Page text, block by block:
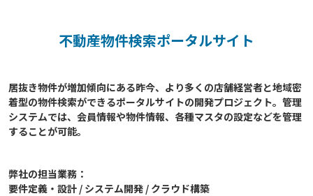
不動産物件検索ポータルサイト
居抜き物件が増加傾向にある昨今、より多くの店舗経営者と地域密
着型の物件検索ができるポータルサイトの開発プロジェクト。管理
システムでは、会員情報や物件情報、各種マスタの設定などを管理
弊社の担当業務：
要件定義・設計 / システム開発 / クラウド構築